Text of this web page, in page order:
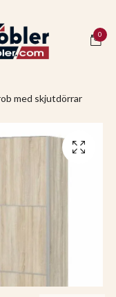
0
med skjutdörrar